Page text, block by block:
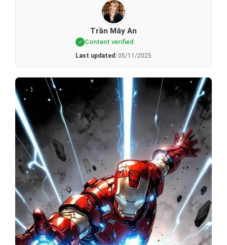
Trần Mây An
Content verified
Last updated: 05/11/2025